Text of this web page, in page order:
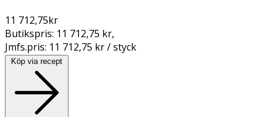
11 712,75kr
Butikspris: 11 712,75 kr,
Jmfs.pris: 11 712,75 kr / styck
Köp via recept